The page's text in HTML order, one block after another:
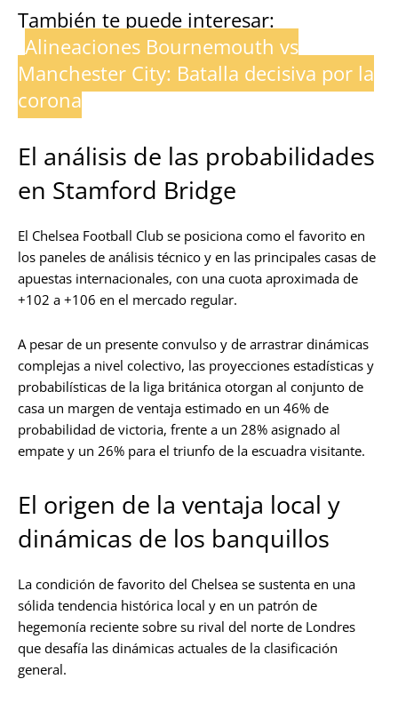
También te puede interesar:
Alineaciones Bournemouth vs
Manchester City: Batalla decisiva por la
corona
El análisis de las probabilidades
en Stamford Bridge
El Chelsea Football Club se posiciona como el favorito en
los paneles de análisis técnico y en las principales casas de
apuestas internacionales, con una cuota aproximada de
+102 a +106 en el mercado regular.
A pesar de un presente convulso y de arrastrar dinámicas
complejas a nivel colectivo, las proyecciones estadísticas y
probabilísticas de la liga británica otorgan al conjunto de
casa un margen de ventaja estimado en un 46% de
probabilidad de victoria, frente a un 28% asignado al
empate y un 26% para el triunfo de la escuadra visitante.
El origen de la ventaja local y
dinámicas de los banquillos
La condición de favorito del Chelsea se sustenta en una
sólida tendencia histórica local y en un patrón de
hegemonía reciente sobre su rival del norte de Londres
que desafía las dinámicas actuales de la clasificación
general.